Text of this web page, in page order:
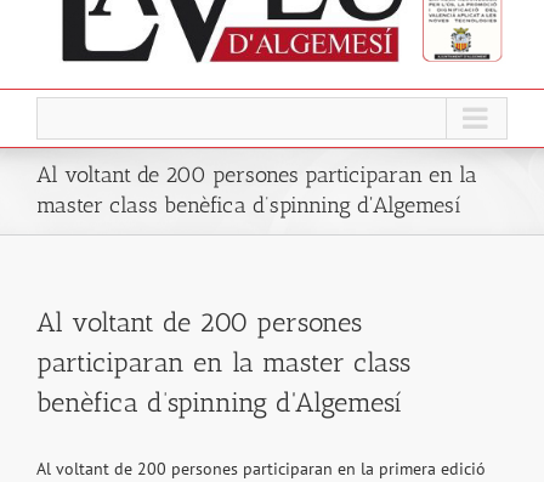
Al voltant de 200 persones participaran en la
master class benèfica d’spinning d'Algemesí
Al voltant de 200 persones
participaran en la master class
benèfica d’spinning d'Algemesí
Al voltant de 200 persones participaran en la primera edició